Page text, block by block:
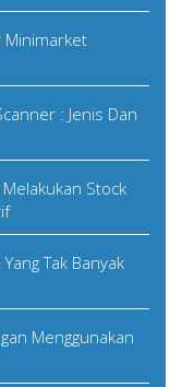
Minimarket
: Jenis Dan
Stock
Tak Banyak
Menggunakan